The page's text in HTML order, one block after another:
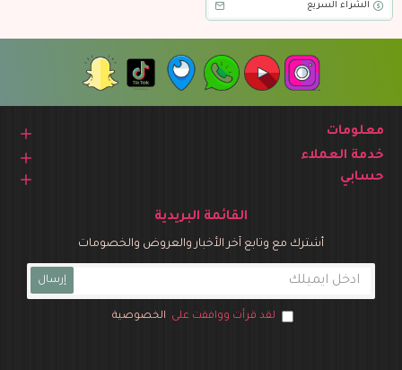
الشراء السريع
معلومات
خدمة العملاء
حسابي
القائمة البريدية
أشترك مع وتابع آخر الأخبار والعروض والخصومات
إرسال
لقد قرأت ووافقت على الخصوصية